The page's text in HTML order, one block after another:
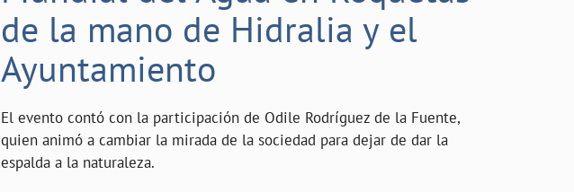
de la mano de Hidralia y el
Ayuntamiento
El evento contó con la participación de Odile Rodríguez de la Fuente,
quien animó a cambiar la mirada de la sociedad para dejar de dar la
espalda a la naturaleza.